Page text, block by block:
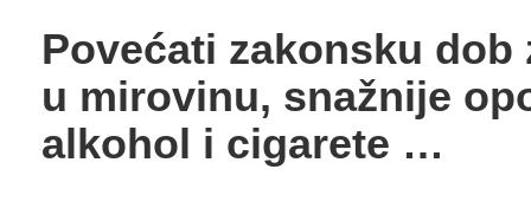
Povećati zakonsku dob
u mirovinu, snažnije
alkohol i cigarete …